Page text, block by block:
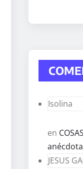
Isolina
en
JESUS